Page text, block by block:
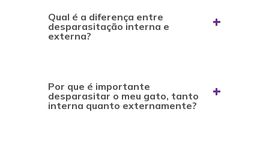
Qual é a diferença entre
desparasitação interna e
externa?
Por que é importante
desparasitar o meu gato, tanto
interna quanto externamente?